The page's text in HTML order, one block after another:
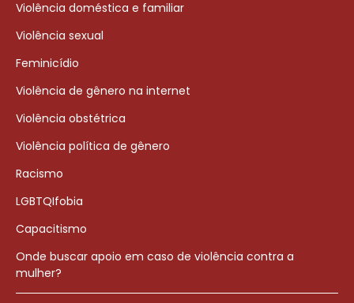
Violência doméstica e familiar
Violência sexual
Feminicídio
Violência de gênero na internet
Violência obstétrica
Violência política de gênero
Racismo
LGBTQIfobia
Capacitismo
Onde buscar apoio em caso de violência contra a
mulher?